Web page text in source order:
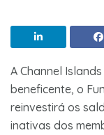
A Channel
beneficente, o
reinvestirá os
inativas dos